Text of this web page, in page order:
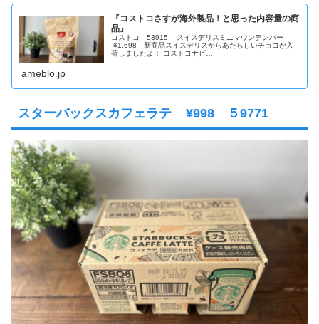
『コストコさすが海外製品！と思った内容量の商
品』
コストコ 53915 スイスデリスミニマウンテンバー
¥1,698 新商品スイスデリスからあたらしいチョコが入
荷しましたよ！ コストコナビ…
ameblo.jp
スターバックスカフェラテ ¥998 ５9771